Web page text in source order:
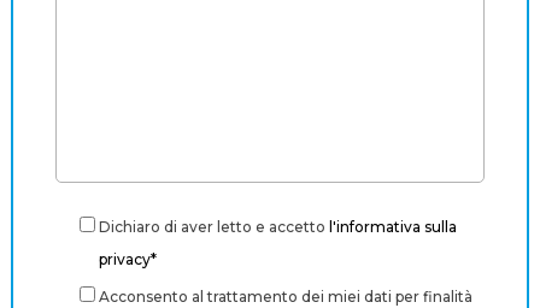
Dichiaro di aver letto e accetto l'informativa sulla
privacy*
Acconsento al trattamento dei miei dati per finalità